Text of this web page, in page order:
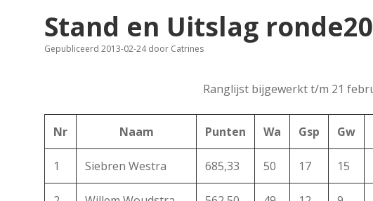
Stand en Uitslag ronde20
Gepubliceerd 2013-02-24door Catrines
Ranglijst bijgewerkt t/m 21
Nr Naam Punten Wa Gsp Gw
1 Siebren Westra 685,33 50 17 15